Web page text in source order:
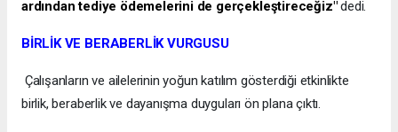
ardından tediye ödemelerini de gerçekleştireceğiz"dedi.
BİRLİK VE BERABERLİK VURGUSU
Çalışanların ve ailelerinin yoğun katılım gösterdiği etkinlikte
birlik, beraberlik ve dayanışma duyguları ön plana çıktı.